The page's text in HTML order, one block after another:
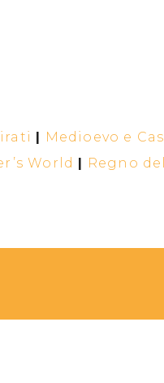
| Medioevo e
World | Regno